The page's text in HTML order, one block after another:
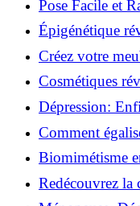
Pose Facile et
Monter des
Épigénétique
pour
Créez votre
pour débutants!
Cosmétiques
comment les
beauté!
Dépression:
solution!
Comment
infaillibles pour
Biomimétisme
la nature inspire
Redécouvrez la
pour reprendre!